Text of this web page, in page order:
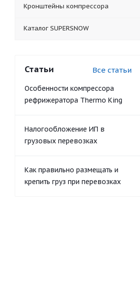
Кронштейны компрессора
Каталог SUPERSNOW
Статьи Все статьи
Особенности компрессора
рефрижератора Thermo King
Налогообложение ИП в
грузовых перевозках
Как правильно размещать и
крепить груз при перевозках